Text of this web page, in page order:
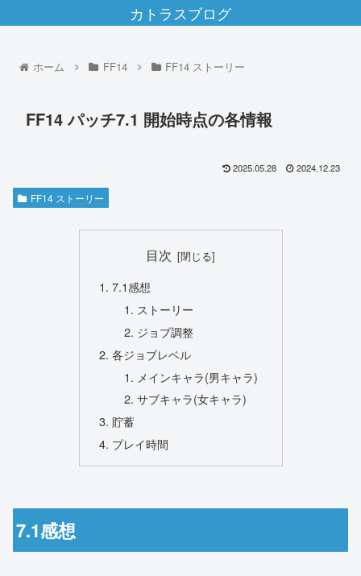
カトラスブログ
ホーム FF14 FF14 ストーリー
FF14 パッチ7.1 開始時点の各情報
2025.05.28 2024.12.23
FF14 ストーリー
目次
7.1感想
ストーリー
ジョブ調整
各ジョブレベル
メインキャラ(男キャラ)
サブキャラ(女キャラ)
貯蓄
プレイ時間
7.1感想